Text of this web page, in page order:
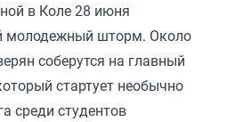
в Коле 28 июня
молодежный шторм. Около
соберутся на главный
стартует необычно
среди студентов